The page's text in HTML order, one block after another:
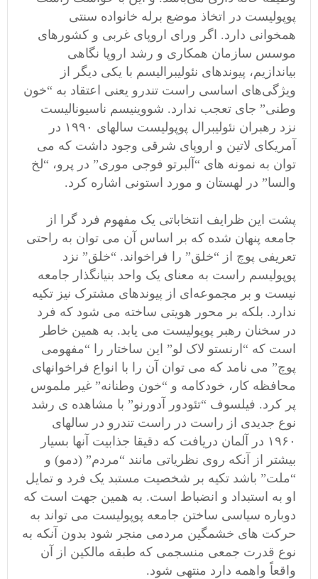
پوپولیست در اتخاذ موضع برله خانواده سنتی
همخوانی دارد. اگر ورای اروپای غربی و کشورهای
موسس سازمان همکاری و رشد اروپا نگاهی
بیاندازیم، پیوندهای نئولیبرالیسم با یکی دیگر از
ویژگی‌های اساسی راست تندرو یعنی اعتقاد به “خون
وطنی” جای تعجب ندارد. شووینیسم ناسیونالیست
نزد رهبران نئولیبرال پوپولیست سالهای ۱۹۹۰ در
آمریکای لاتین و اروپای شرقی وجود داشت که می
توان به نمونه های “آلبرتو فوجی موری” در پرو، “لخ
والسا” در لهستان و مورد استونی اشاره کرد.
پشت این ظرایف انتخاباتی یک مفهوم فرد گرا از
جامعه پنهان شده که بر اساس آن می ‌توان به راحتی
تعریفی پوچ از “خلق” را فراخواند. “خلق” نزد
پوپولیسم راست به معنای یک واحد بنیانگذار جامعه
نیست و بر مجموعه‌ای از پیوندهای مشترک نیز تکیه
ندارد. بلکه بر محور هویتی ساخته می شود که فرد
در سخنان رهبر پوپولیست می یابد. به همین خاطر
است که “ارنستو لاک لو” این ساختار را “مفهومی
پوچ” می نامد که می توان آن را با انواع فراخوانهای
محافظه کار، خودکامه و “خون وطنانه” غیر ملموس
پر کرد. فیلسوف “تئودور آدورنو” با مشاهده ی رشد
نوع جدیدی از راست در راست تندرو در سالهای
۱۹۶۰ در آلمان دریافت که دقیقا جذابیت آنها بسیار
بیشتر از آنکه روی نظریاتی مانند “مردم” (دمو) و
“ملت” باشد تکیه بر شخصیت مستبد یک فرد و تمایل
او به استبداد و انضباط است. به همین جهت است که
دوباره سیاسی ساختن جامعه پوپولیست می تواند به
حرکت های خشمگین مردمی منجر شود بدون آنکه به
نوع قدرت جمعی منسجمی که طبقه مالکین از آن
واقعاً واهمه دارد منتهی شود.